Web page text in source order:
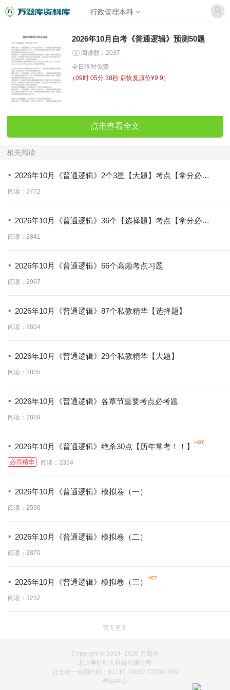
行政管理本科
2026年10月自考《普通逻辑》预测50题
阅读数：2037
今日限时免费
（09时 05分 38秒 后恢复原价¥9.9）
点击查看全文
相关阅读
· 2026年10月《普通逻辑》2个3星【大题】考点【拿分必
背】
阅读：2772
· 2026年10月《普通逻辑》36个【选择题】考点【拿分必
学】
阅读：2841
· 2026年10月《普通逻辑》66个高频考点习题
阅读：2967
· 2026年10月《普通逻辑》87个私教精华【选择题】
阅读：2804
· 2026年10月《普通逻辑》29个私教精华【大题】
阅读：2885
· 2026年10月《普通逻辑》各章节重要考点必考题
阅读：2889
· 2026年10月《普通逻辑》绝杀30点【历年常考！！】
必背精华 阅读：3394
· 2026年10月《普通逻辑》模拟卷（一）
阅读：2590
· 2026年10月《普通逻辑》模拟卷（二）
阅读：2870
· 2026年10月《普通逻辑》模拟卷（三）
阅读：3252
暂无更多
Copyright © 2014- 2026 万题库
北京美好明天科技有限公司
社会统一信用代码：91110 10832 72789 36N
帮助中心